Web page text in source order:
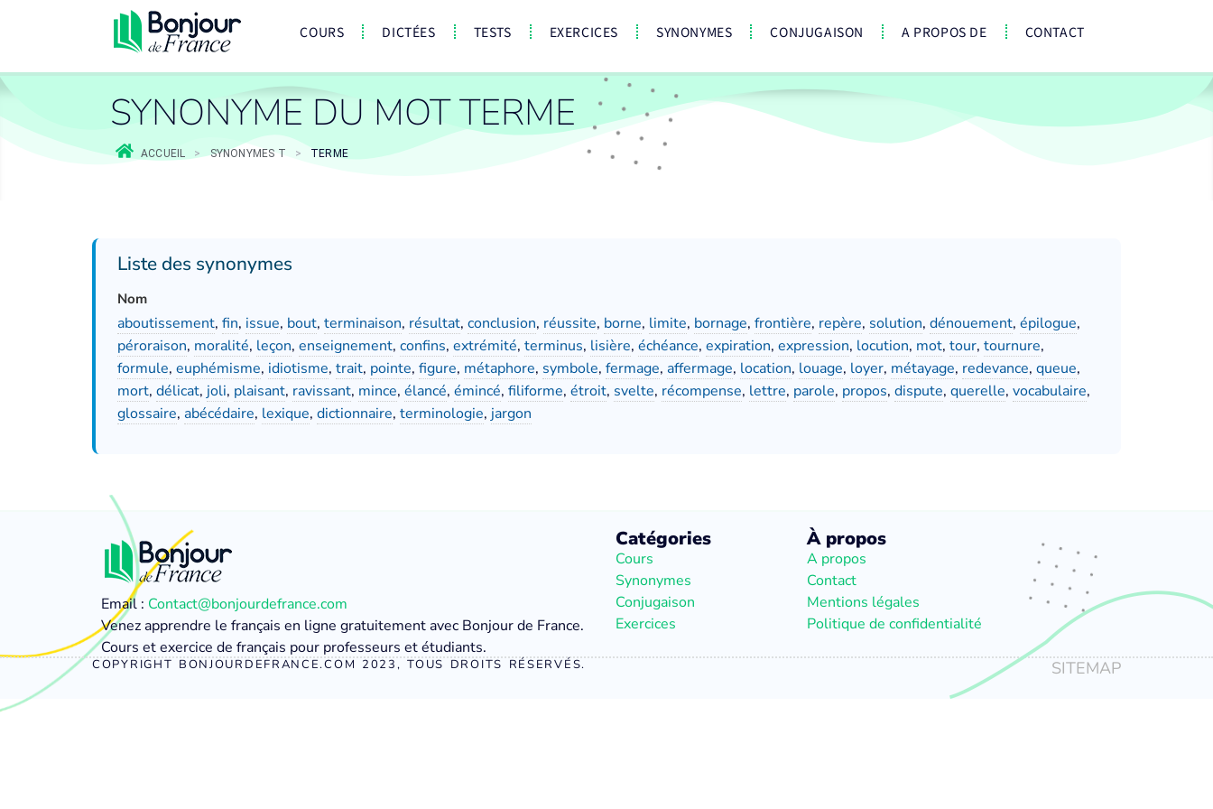
COURS DICTÉES TESTS EXERCICES SYNONYMES CONJUGAISON A PROPOS DE CONTACT
SYNONYME DU MOT TERME
ACCUEIL > SYNONYMES T > TERME
Liste des synonymes
Nom
aboutissement, fin, issue, bout, terminaison, résultat, conclusion, réussite, borne, limite, bornage, frontière, repère, solution, dénouement, épilogue,
péroraison, moralité, leçon, enseignement, confins, extrémité, terminus, lisière, échéance, expiration, expression, locution, mot, tour, tournure,
formule, euphémisme, idiotisme, trait, pointe, figure, métaphore, symbole, fermage, affermage, location, louage, loyer, métayage, redevance, queue,
mort, délicat, joli, plaisant, ravissant, mince, élancé, émincé, filiforme, étroit, svelte, récompense, lettre, parole, propos, dispute, querelle, vocabulaire,
glossaire, abécédaire, lexique, dictionnaire, terminologie, jargon
Email : Contact@bonjourdefrance.com
Venez apprendre le français en ligne gratuitement avec Bonjour de France.
Cours et exercice de français pour professeurs et étudiants.
Catégories
Cours
Synonymes
Conjugaison
Exercices
À propos
A propos
Contact
Mentions légales
Politique de confidentialité
COPYRIGHT BONJOURDEFRANCE.COM 2023, TOUS DROITS RÉSERVÉS. SITEMAP